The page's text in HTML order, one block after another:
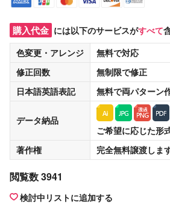
購入代金 には以下のサービスがすべて
色変更・アレンジ
無料で対応
修正回数
無制限で修正
日本語英語表記
無料で両パターン
データ納品
ご希望に応じた形
著作権
完全無料譲渡しま
閲覧数 3941
検討中リストに追加する